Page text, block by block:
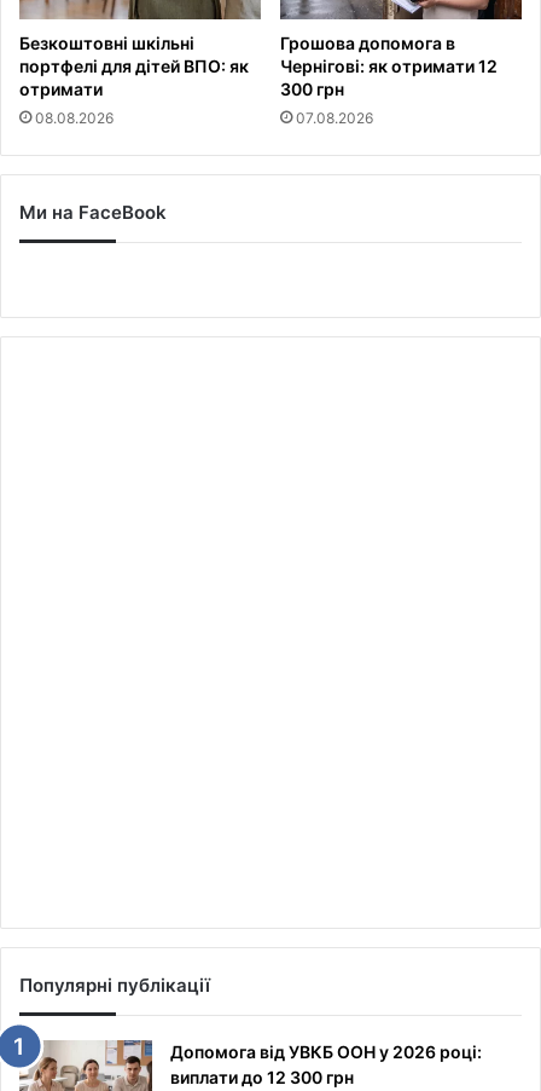
Безкоштовні шкільні
портфелі для дітей ВПО: як
отримати
08.08.2026
Грошова допомога в
Чернігові: як отримати 12
300 грн
07.08.2026
Ми на FaceBook
Популярні публікації
Допомога від УВКБ ООН у 2026 році:
виплати до 12 300 грн